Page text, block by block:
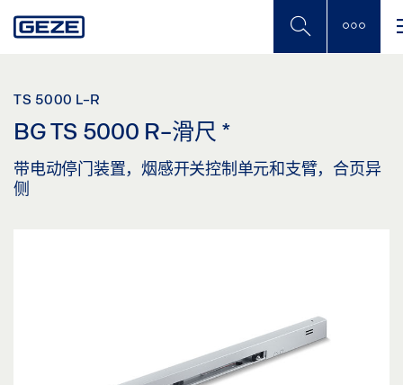
to
TS 5000 L-R
BG TS 5000 R-滑尺 *
带电动停门装置，烟感开关控制单元和支臂，合页异
侧